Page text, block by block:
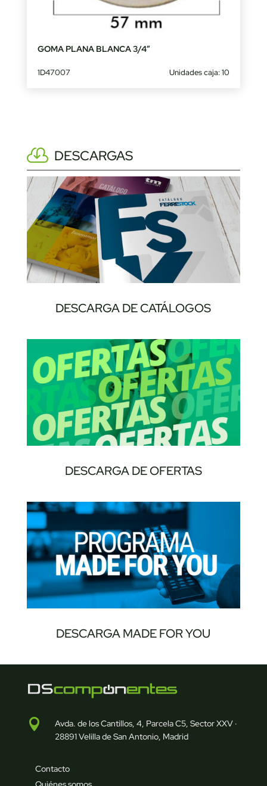
GOMA PLANA BLANCA 3/4″
1D47007 Unidades caja: 10
DESCARGAS
DESCARGA DE CATÁLOGOS
DESCARGA DE OFERTAS
DESCARGA MADE FOR YOU

Avda. de los Cantillos, 4, Parcela C5, Sector XXV ·
28891 Velilla de San Antonio, Madrid
Contacto